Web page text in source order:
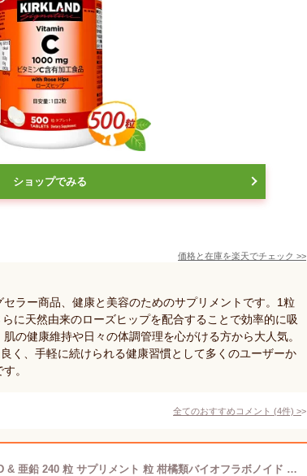
ショップでみる
価格と在庫を楽天でチェック >>
ラー商品、健康と美容のためのサプリメントです。1粒
に天然由来のローズヒップを配合することで効率的に吸
の健康維持や日々の体調管理を心がける方から大人気。
く、手軽に続けられる健康習慣として多くのユーザーか
。
全てのおすすめコメント (4件) >
ウェバー・ナチュラルズ ビタミン C・D & 亜鉛 240 粒 サプリメント 粒 柑橘類バイオフラボノイド ビタミンCサプリメント サプリ 栄養 効果 効能 美容 化粧品 つぶ 形状 形 タイプ 柑橘 風味 フレーバー 味 亜鉛サプリメント【Costco コストコ 通販】【Costco コストコ】